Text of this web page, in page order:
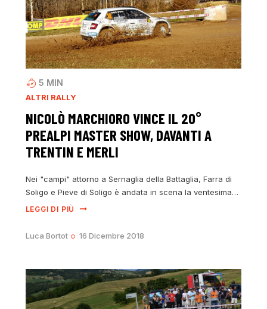
5 MIN
ALTRI RALLY
NICOLÒ MARCHIORO VINCE IL 20°
PREALPI MASTER SHOW, DAVANTI A
TRENTIN E MERLI
Nei "campi" attorno a Sernaglia della Battaglia, Farra di
Soligo e Pieve di Soligo è andata in scena la ventesima…
LEGGI DI PIÙ
Luca Bortot 16 Dicembre 2018